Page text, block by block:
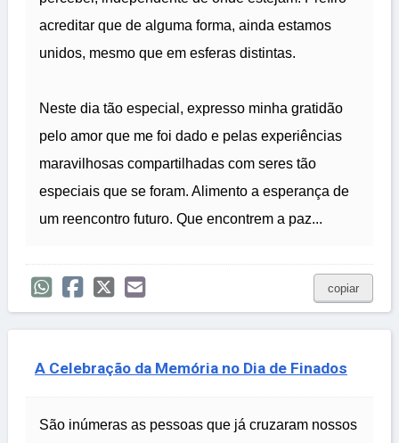
acreditar que de alguma forma, ainda estamos
unidos, mesmo que em esferas distintas.
Neste dia tão especial, expresso minha gratidão
pelo amor que me foi dado e pelas experiências
maravilhosas compartilhadas com seres tão
especiais que se foram. Alimento a esperança de
um reencontro futuro. Que encontrem a paz...
copiar
A Celebração da Memória no Dia de Finados
São inúmeras as pessoas que já cruzaram nossos